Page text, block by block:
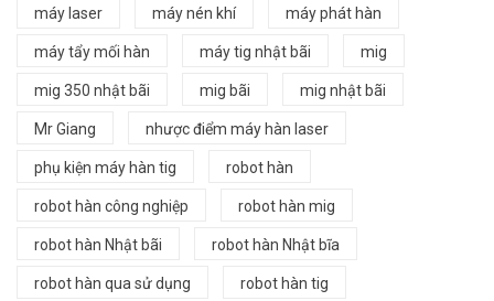
máy laser máy nén khí máy phát hàn
máy tẩy mối hàn máy tig nhật bãi mig
mig 350 nhật bãi mig bãi mig nhật bãi
Mr Giang nhược điểm máy hàn laser
phụ kiện máy hàn tig robot hàn
robot hàn công nghiệp robot hàn mig
robot hàn Nhật bãi robot hàn Nhật bĩa
robot hàn qua sử dụng robot hàn tig